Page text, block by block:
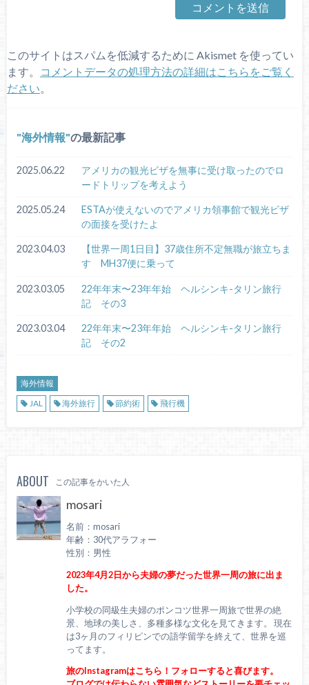
このサイトはスパムを低減するために Akismet を使ってい
ます。
コメントデータの処理方法の詳細はこちらをご覧く
ださい。
海外情報 の最新記事
2025.06.22
アメリカの観光ビザを無事に受け取ったのでロ
ードトリップを考えよう
2025.05.24
ESTAが使えないのでアメリカ領事館で観光ビザ
の面接を受けたよ
2023.04.03
【世界一周1日目】37歳住所不定無職が旅立ちま
す MH37便に乗って
2023.03.05
22年年末〜23年年始 ヘルシンキ-タリン旅行
記 その3
2023.03.04
22年年末〜23年年始 ヘルシンキ-タリン旅行
記 その2
海外情報
JAL
海外旅行 節約術 飛行機
ABOUT この記事をかいた人
mosari
名前：mosari
年齢：30代アラフォー
性別：男性
2023年4月2日から夫婦の夢だった世界一周の旅に出ま
した。
小学校の同級生夫婦のポンコツ世界一周旅で世界の絶
景、地球の美しさ、多種多様な文化を見てきます。 現在
は3ヶ月のフィリピンでの語学留学を終えて、世界を巡
ってます。
旅のInstagramはこちら！フォローすると喜びます。